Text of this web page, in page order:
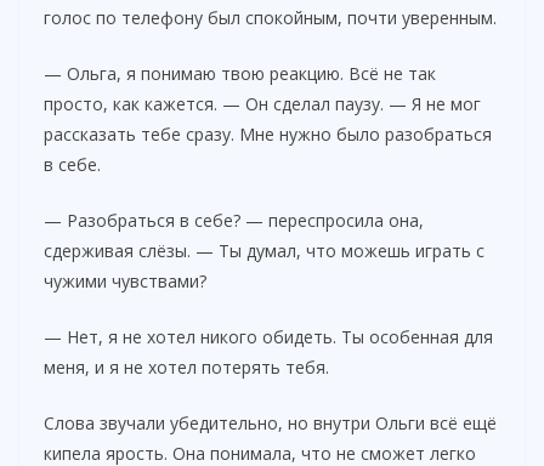
голос по телефону был спокойным, почти уверенным.
— Ольга, я понимаю твою реакцию. Всё не так
просто, как кажется. — Он сделал паузу. — Я не мог
рассказать тебе сразу. Мне нужно было разобраться
в себе.
— Разобраться в себе? — переспросила она,
сдерживая слёзы. — Ты думал, что можешь играть с
чужими чувствами?
— Нет, я не хотел никого обидеть. Ты особенная для
меня, и я не хотел потерять тебя.
Слова звучали убедительно, но внутри Ольги всё ещё
кипела ярость. Она понимала, что не сможет легко